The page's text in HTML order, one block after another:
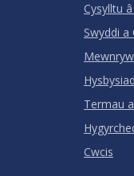
Cysylltu
Swyddi a
Termau
Cwcis